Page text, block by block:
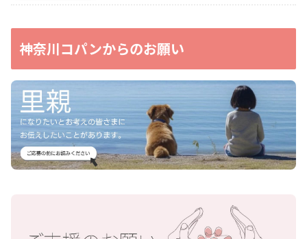
神奈川コパンからのお願い